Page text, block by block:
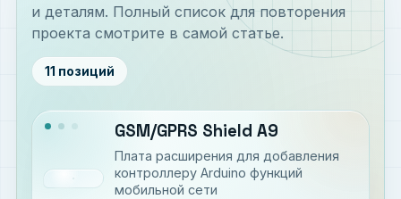
и деталям. Полный список для повторения
проекта смотрите в самой статье.
11 позиций
GSM/GPRS Shield A9
Плата расширения для добавления
контроллеру Arduino функций
мобильной сети